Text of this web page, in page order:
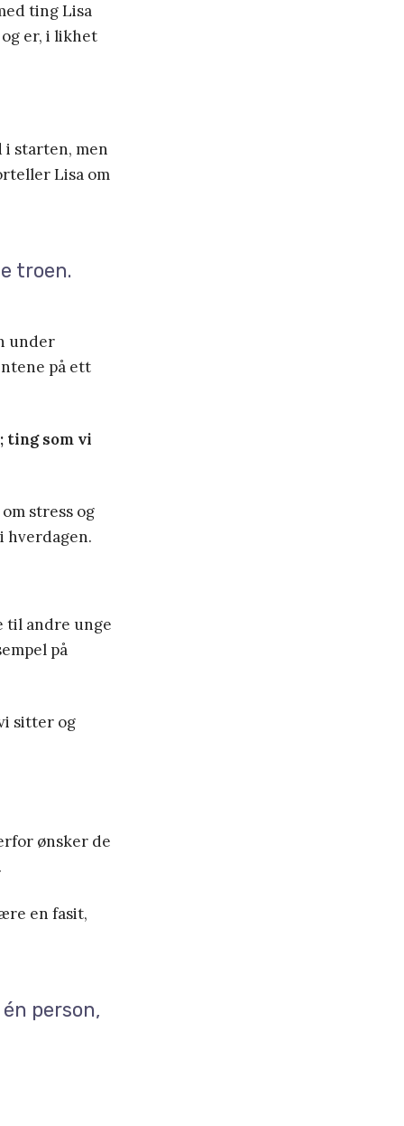
ting Lisa
er, i likhet
i starten, men
Lisa om
troen.
under
på ett
ting som vi
stress og
hverdagen.
til andre unge
på
sitter og
ønsker de
en fasit,
person,